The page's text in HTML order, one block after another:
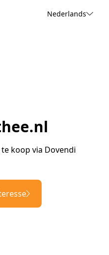
Nederlands
koop via Dovendi